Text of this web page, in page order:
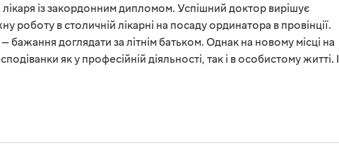
із закордонним дипломом. Успішний доктор вирішує
роботу в столичній лікарні на посаду ординатора в провінції.
бажання доглядати за літнім батьком. Однак на новому місці на
як у професійній діяльності, так і в особистому житті. І